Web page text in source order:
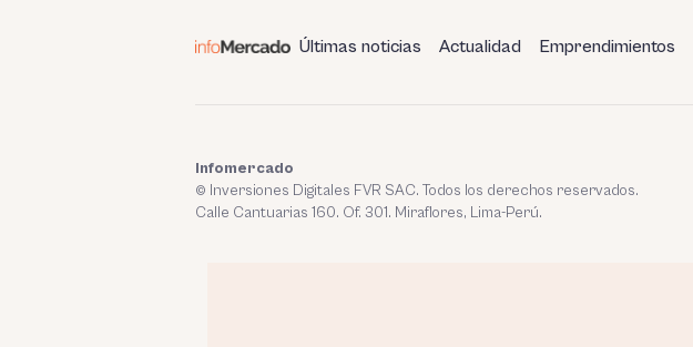
Últimas noticias Actualidad Emprendimientos
Infomercado
© Inversiones Digitales FVR SAC. Todos los derechos reservados.
Calle Cantuarias 160. Of. 301. Miraflores, Lima-Perú.